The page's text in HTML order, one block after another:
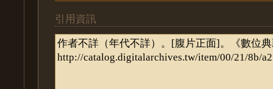
引用資訊